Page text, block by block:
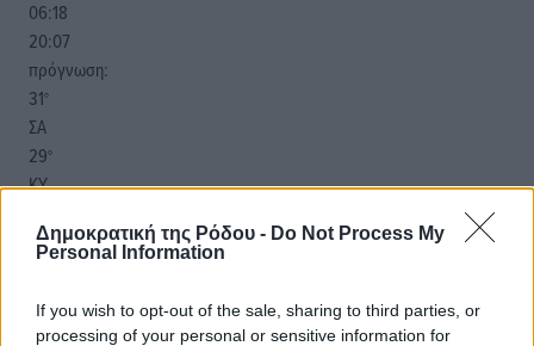
Δημοκρατική της Ρόδου - Do Not Process My
Personal Information
If you wish to opt-out of the sale, sharing to third parties, or
processing of your personal or sensitive information for
06:18
20:07
πρόγνωση:
31°
ΣΑ
29°
ΚΥ
ΔΕ
ΤΡ